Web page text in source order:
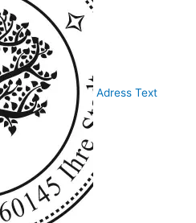
Adress Text